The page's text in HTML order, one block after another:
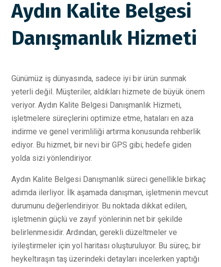
Aydın Kalite Belgesi
Danışmanlık Hizmeti
Günümüz iş dünyasında, sadece iyi bir ürün sunmak
yeterli değil. Müşteriler, aldıkları hizmete de büyük önem
veriyor. Aydın Kalite Belgesi Danışmanlık Hizmeti,
işletmelere süreçlerini optimize etme, hataları en aza
indirme ve genel verimliliği artırma konusunda rehberlik
ediyor. Bu hizmet, bir nevi bir GPS gibi; hedefe giden
yolda sizi yönlendiriyor.
Aydın Kalite Belgesi Danışmanlık süreci genellikle birkaç
adımda ilerliyor. İlk aşamada danışman, işletmenin mevcut
durumunu değerlendiriyor. Bu noktada dikkat edilen,
işletmenin güçlü ve zayıf yönlerinin net bir şekilde
belirlenmesidir. Ardından, gerekli düzeltmeler ve
iyileştirmeler için yol haritası oluşturuluyor. Bu süreç, bir
heykeltıraşın taş üzerindeki detayları incelerken yaptığı